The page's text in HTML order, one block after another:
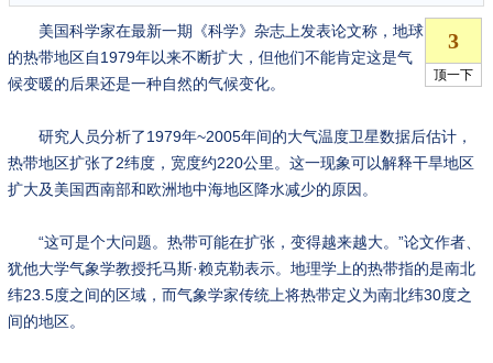
美国科学家在最新一期《科学》杂志上发表论文称，地球
的热带地区自1979年以来不断扩大，但他们不能肯定这是气
候变暖的后果还是一种自然的气候变化。
研究人员分析了1979年~2005年间的大气温度卫星数据后估计，
热带地区扩张了2纬度，宽度约220公里。这一现象可以解释干旱地区
扩大及美国西南部和欧洲地中海地区降水减少的原因。
“这可是个大问题。热带可能在扩张，变得越来越大。”论文作者、
犹他大学气象学教授托马斯·赖克勒表示。地理学上的热带指的是南北
纬23.5度之间的区域，而气象学家传统上将热带定义为南北纬30度之
间的地区。